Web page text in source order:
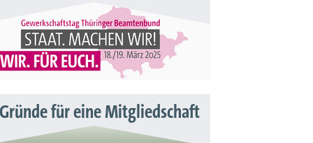
für eine Mitgliedschaft